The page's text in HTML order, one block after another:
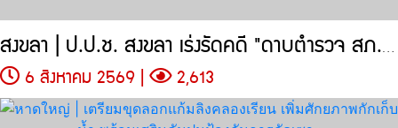
สงขลา | ป.ป.ช. สงขลา เร่งรัดคดี "ดาบตำรวจ สภ.ทุ่งลุง"
6 สิงหาคม 2569 | 2,613